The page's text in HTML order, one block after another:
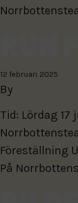
12 februari 2025
By
Tid: Lördag 17
Föreställning
På